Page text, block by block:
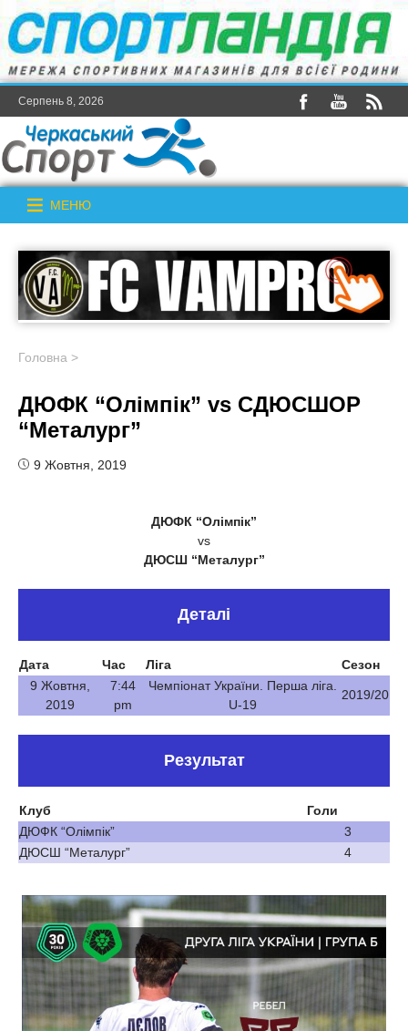
Серпень 8, 2026
МЕНЮ
Головна >
ДЮФК “Олімпік” vs СДЮСШОР
“Металург”
9 Жовтня, 2019
ДЮФК “Олімпік”
vs
ДЮСШ “Металург”
Деталі
Дата Час Ліга
Сезон
9 Жовтня,
2019
7:44
pm
Чемпіонат України. Перша ліга.
U-19
2019/20
Результат
Клуб
Голи
ДЮФК “Олімпік”
3
ДЮСШ “Металург”
4